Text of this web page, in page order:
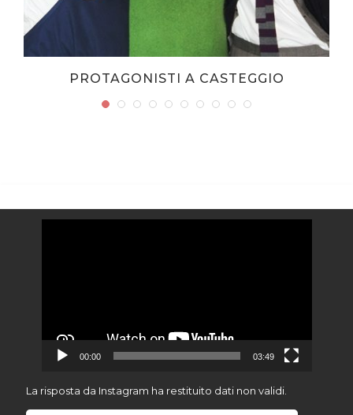
PROTAGONISTI A CASTEGGIO
00:00 03:49
La risposta da Instagram ha restituito dati non validi.